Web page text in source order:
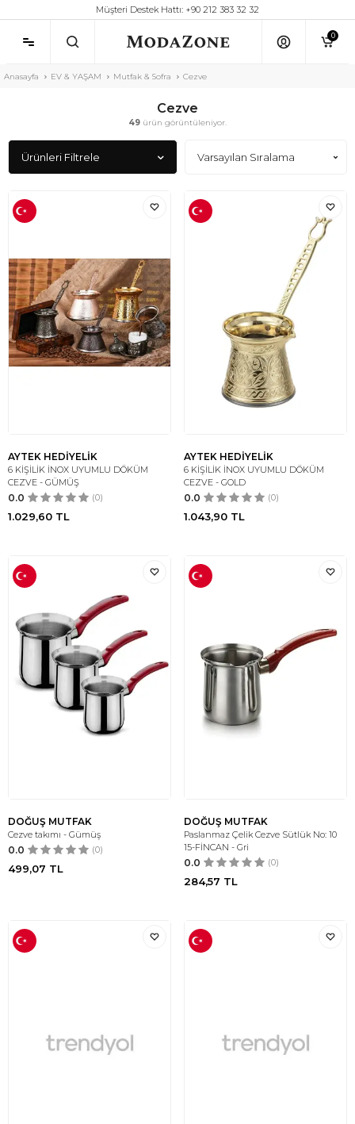
Müşteri Destek Hattı: +90 212 383 32 32
0
Anasayfa EV & YAŞAM Mutfak & Sofra Cezve
Cezve
49 ürün görüntüleniyor.
Ürünleri Filtrele
AYTEK HEDİYELİK
6 KİŞİLİK İNOX UYUMLU DÖKÜM
CEZVE - GÜMÜŞ
0.0 (0)
1.029,60 TL
AYTEK HEDİYELİK
6 KİŞİLİK İNOX UYUMLU DÖKÜM
CEZVE - GOLD
0.0 (0)
1.043,90 TL
DOĞUŞ MUTFAK
Cezve takımı - Gümüş
0.0 (0)
499,07 TL
DOĞUŞ MUTFAK
Paslanmaz Çelik Cezve Sütlük No: 10
15-FİNCAN - Gri
0.0 (0)
284,57 TL